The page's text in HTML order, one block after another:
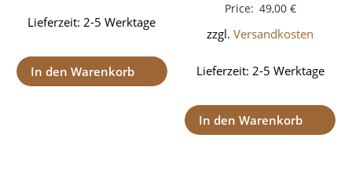
Lieferzeit:2-5 Werktage
In den Warenkorb
Price: 49,00 €
zzgl.Versandkosten
Lieferzeit: 2-5 Werktage
In den Warenkorb